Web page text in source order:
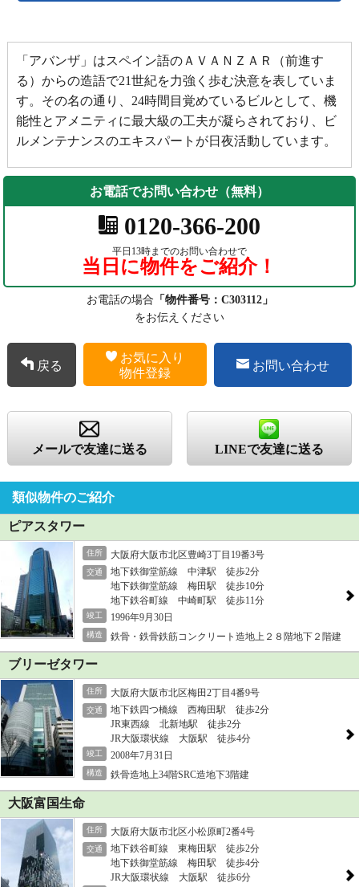
「アバンザ」はスペイン語のＡＶＡＮＺＡＲ（前進す
る）からの造語で21世紀を力強く歩む決意を表していま
す。その名の通り、24時間目覚めているビルとして、機
能性とアメニティに最大級の工夫が凝らされており、ビ
ルメンテナンスのエキスパートが日夜活動しています。
お電話でお問い合わせ（無料）
0120-366-200
平日13時までのお問い合わせで
当日に物件をご紹介！
お電話の場合 「物件番号：C303112」
をお伝えください
戻る
お気に入り
物件登録
お問い合わせ
メールで友達に送る LINEで友達に送る
類似物件のご紹介
ピアスタワー
住所 大阪府大阪市北区豊崎3丁目19番3号
交通
地下鉄御堂筋線 中津駅 徒歩2分
地下鉄御堂筋線 梅田駅 徒歩10分
地下鉄谷町線 中崎町駅 徒歩11分
竣工 1996年9月30日
構造 鉄骨・鉄骨鉄筋コンクリート造地上２８階地下２階建
ブリーゼタワー
住所 大阪府大阪市北区梅田2丁目4番9号
交通
地下鉄四つ橋線 西梅田駅 徒歩2分
JR東西線 北新地駅 徒歩2分
JR大阪環状線 大阪駅 徒歩4分
竣工 2008年7月31日
構造 鉄骨造地上34階SRC造地下3階建
大阪富国生命
住所 大阪府大阪市北区小松原町2番4号
交通
地下鉄谷町線 東梅田駅 徒歩2分
地下鉄御堂筋線 梅田駅 徒歩4分
JR大阪環状線 大阪駅 徒歩6分